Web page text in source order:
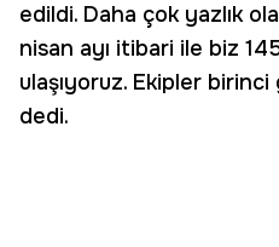
edildi. Daha çok yazlık
nisan ayı itibari ile biz
ulaşıyoruz. Ekipler
dedi.